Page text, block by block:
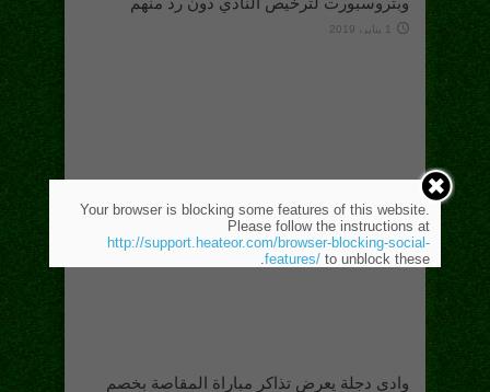
1 يناير، 2019
وادى دجلة يعرض تذاكر مباراة المقاصة بخصم
Your browser is blocking some features of this website.
Please follow the instructions at
http://support.heateor.com/browser-blocking-social-
features/ to unblock these.